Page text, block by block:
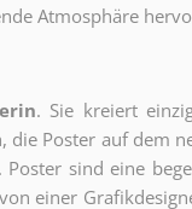
Atmosphäre
. Sie kreiert
die Poster auf dem
sind eine
einer